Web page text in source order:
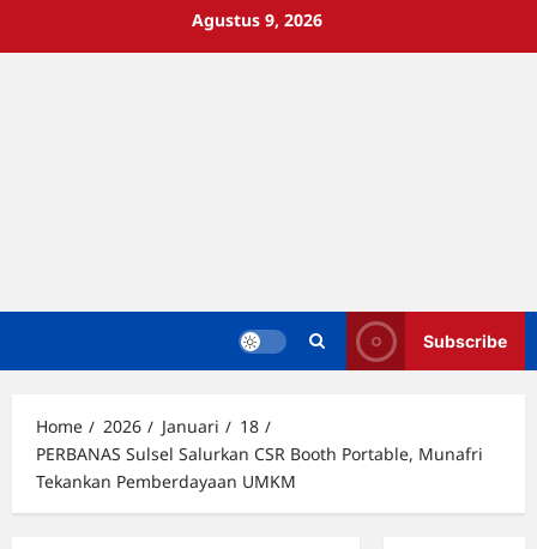
Agustus 9, 2026
Subscribe
Home 2026 Januari
18
PERBANAS Sulsel Salurkan CSR Booth Portable, Munafri
Tekankan Pemberdayaan UMKM